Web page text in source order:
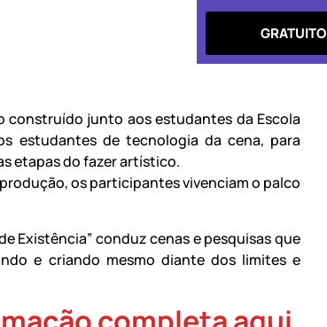
GRATUITO
construído junto aos estudantes da Escola
estudantes de tecnologia da cena, para
etapas do fazer artístico.
os participantes vivenciam o palco
Existência” conduz cenas e pesquisas que
e criando mesmo diante dos limites e